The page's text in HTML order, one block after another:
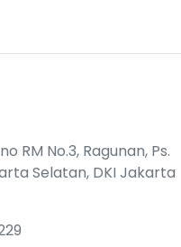
RM No.3, Ragunan, Ps.
Selatan, DKI Jakarta